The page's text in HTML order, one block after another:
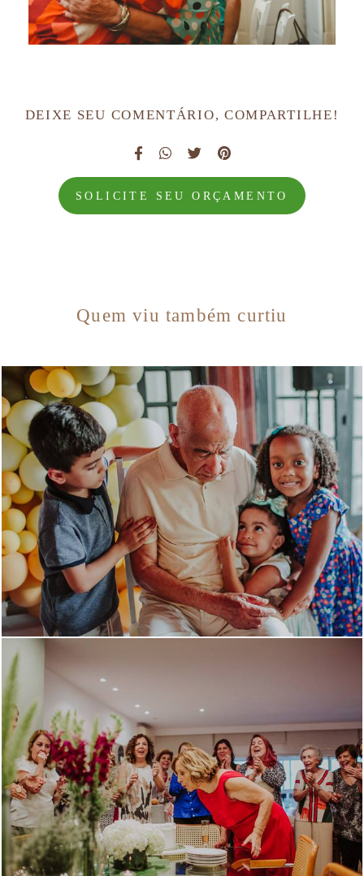
DEIXE SEU COMENTÁRIO, COMPARTILHE!
SOLICITE SEU ORÇAMENTO
Quem viu também curtiu
1135 0
1104 0